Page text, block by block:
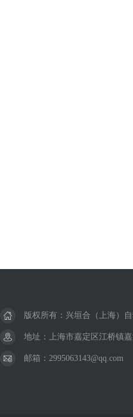
版权所有：兴垣合（上海）
地址：上海市嘉定区江桥镇
邮箱：2995063143@qq.com